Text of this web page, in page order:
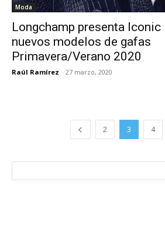
Moda
Longchamp presenta Iconic
nuevos modelos de gafas
Primavera/Verano 2020
Raúl Ramírez - 27 marzo, 2020
2 3 4